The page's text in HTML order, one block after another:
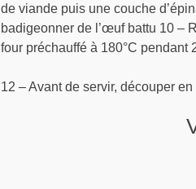
de viande puis une couche
badigeonner de l’œuf battu 10 –
four préchauffé à 180°C pendant
12 – Avant de servir, découper